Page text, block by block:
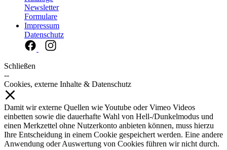
Newsletter
Formulare
Impressum
Datenschutz
Schließen
--
Cookies, externe Inhalte & Datenschutz
Damit wir externe Quellen wie Youtube oder Vimeo Videos
einbetten sowie die dauerhafte Wahl von Hell-/Dunkelmodus und
einen Merkzettel ohne Nutzerkonto anbieten können, muss hierzu
Ihre Entscheidung in einem Cookie gespeichert werden. Eine andere
Anwendung oder Auswertung von Cookies führen wir nicht durch.